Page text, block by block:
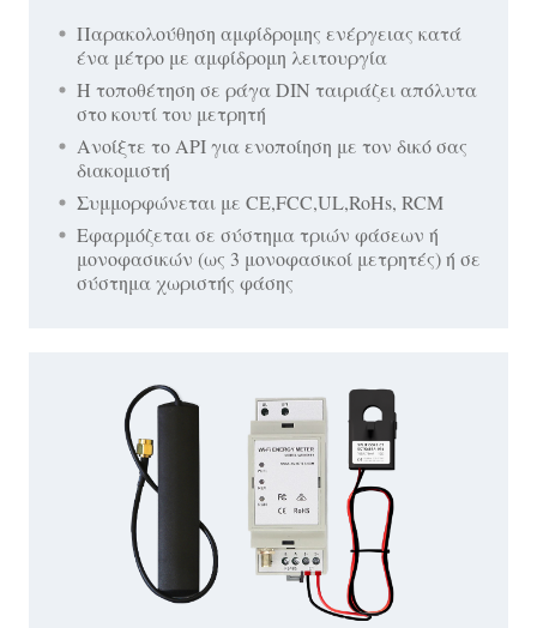
Παρακολούθηση αμφίδρομης ενέργειας κατά
ένα μέτρο με αμφίδρομη λειτουργία
Η τοποθέτηση σε ράγα DIN ταιριάζει απόλυτα
στο κουτί του μετρητή
Ανοίξτε το API για ενοποίηση με τον δικό σας
διακομιστή
Συμμορφώνεται με CE,FCC,UL,RoHs, RCM
Εφαρμόζεται σε σύστημα τριών φάσεων ή
μονοφασικών (ως 3 μονοφασικοί μετρητές) ή σε
σύστημα χωριστής φάσης